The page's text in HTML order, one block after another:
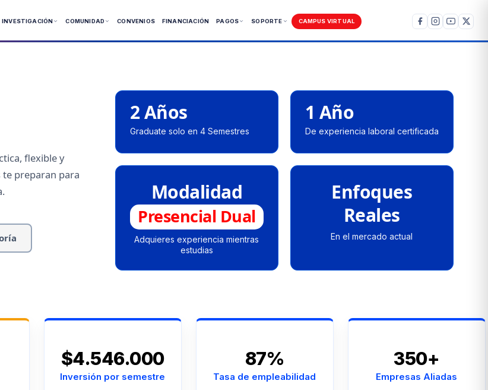
INVESTIGACIÓN COMUNIDAD CONVENIOS FINANCIACIÓN PAGOS SOPORTE CAMPUS VIRTUAL
flexible y
preparan para
2 Años
Graduate solo en 4 Semestres
1 Año
De experiencia laboral certificada
Modalidad
Presencial Dual
Adquieres experiencia mientras
estudias
Enfoques
Reales
En el mercado actual
$4.546.000
Inversión por semestre
87%
Tasa de empleabilidad
350+
Empresas Aliadas